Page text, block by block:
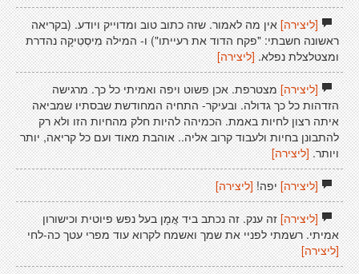
[ליצירה]אין מה לאמור. שזה כתוב טוב ומדוייק ויודע. (בקריאה
ראשונה חשבתי: "פקח הדוד את רעייתו") ו- המילה מִיסְטִיקָה נהדרת
ומצטלצלת נפלא. [ליצירה]
[ליצירה]מצטרפת. אכן פשוט ויפה ואמיתי כל כך. מרגישה
הזדהות כל כך גדולה. ובעיקר- התחיה המחודשת שבסתיו שמביאה
איתה רצון לחיות באמת. הכמיהה להיות חלק מהחיות הזו ולא רק
להתבונן בחיות ולעבוד קרוב אליה.. אוהבת מאוד ועם כל קריאה, יותר
ויותר.[ליצירה]
[ליצירה]יפה! [ליצירה]
[ליצירה]זה ענק. זה נכתב ביד אֳמָן בעל נפש פיוטית וכישורון
אמיתי. רשמתי לפניי את שמך ואשמח לקרוא עוד מפרי עטך כה-לחי
[ליצירה]